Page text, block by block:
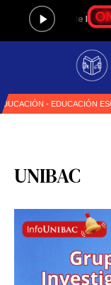
UNIBAC